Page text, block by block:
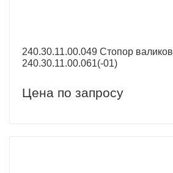
240.30.11.00.049 Стопор валиков
240.30.11.00.061(-01)
Цена по запросу